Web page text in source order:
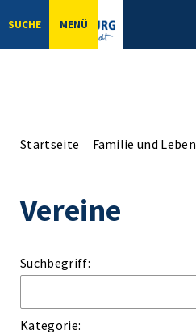
SUCHE MENÜ
Startseite Familie und Leben
Vereine
Suchbegriff:
Kategorie: